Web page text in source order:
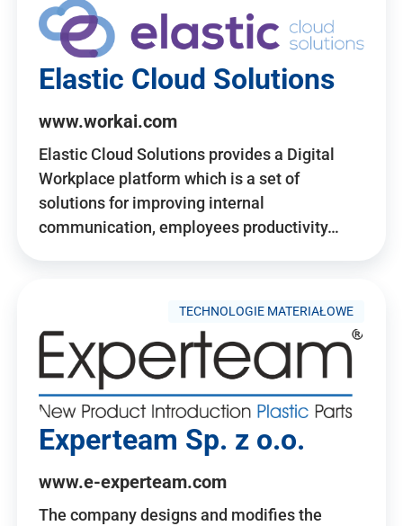
Elastic Cloud Solutions
www.workai.com
Elastic Cloud Solutions provides a Digital
Workplace platform which is a set of
solutions for improving internal
communication, employees productivity…
TECHNOLOGIE MATERIAŁOWE
Experteam Sp. z o.o.
www.e-experteam.com
The company designs and modifies the